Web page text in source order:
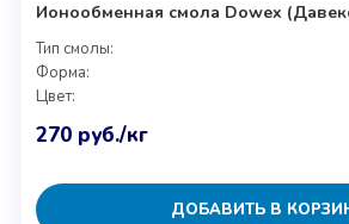
Ионообменная смола Dowex
Тип смолы:
Форма:
Цвет:
270 руб./кг
ДОБАВИТЬ В